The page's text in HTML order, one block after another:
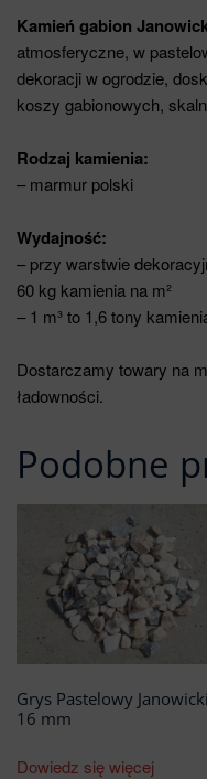
Kamień gabion
atmosferyczne, w
dekoracji w ogrodzie,
koszy gabionowych,
Rodzaj kamienia:
– marmur polski
Wydajność:
– przy warstwie
60 kg kamienia na m²
– 1 m³ to 1,6 tony
Dostarczamy towary na
ładowności.
Podobne
Grys Pastelowy
16 mm
Dowiedz się więcej